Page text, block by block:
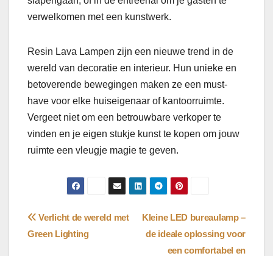
verwelkomen met een kunstwerk.
Resin Lava Lampen zijn een nieuwe trend in de
wereld van decoratie en interieur. Hun unieke en
betoverende bewegingen maken ze een must-
have voor elke huiseigenaar of kantoorruimte.
Vergeet niet om een ​​betrouwbare verkoper te
vinden en je eigen stukje kunst te kopen om jouw
ruimte een vleugje magie te geven.
Bericht
navigatie
Kleine LED bureaulamp –
de ideale oplossing voor
een comfortabel en
Verlicht de wereld met
Green Lighting